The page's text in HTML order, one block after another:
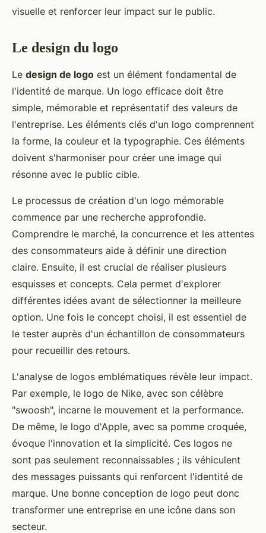
visuelle et renforcer leur impact sur le public.
Le design du logo
Le design de logo est un élément fondamental de
l'identité de marque. Un logo efficace doit être
simple, mémorable et représentatif des valeurs de
l'entreprise. Les éléments clés d'un logo comprennent
la forme, la couleur et la typographie. Ces éléments
doivent s'harmoniser pour créer une image qui
résonne avec le public cible.
Le processus de création d'un logo mémorable
commence par une recherche approfondie.
Comprendre le marché, la concurrence et les attentes
des consommateurs aide à définir une direction
claire. Ensuite, il est crucial de réaliser plusieurs
esquisses et concepts. Cela permet d'explorer
différentes idées avant de sélectionner la meilleure
option. Une fois le concept choisi, il est essentiel de
le tester auprès d'un échantillon de consommateurs
pour recueillir des retours.
L'analyse de logos emblématiques révèle leur impact.
Par exemple, le logo de Nike, avec son célèbre
"swoosh", incarne le mouvement et la performance.
De même, le logo d'Apple, avec sa pomme croquée,
évoque l'innovation et la simplicité. Ces logos ne
sont pas seulement reconnaissables ; ils véhiculent
des messages puissants qui renforcent l'identité de
marque. Une bonne conception de logo peut donc
transformer une entreprise en une icône dans son
secteur.